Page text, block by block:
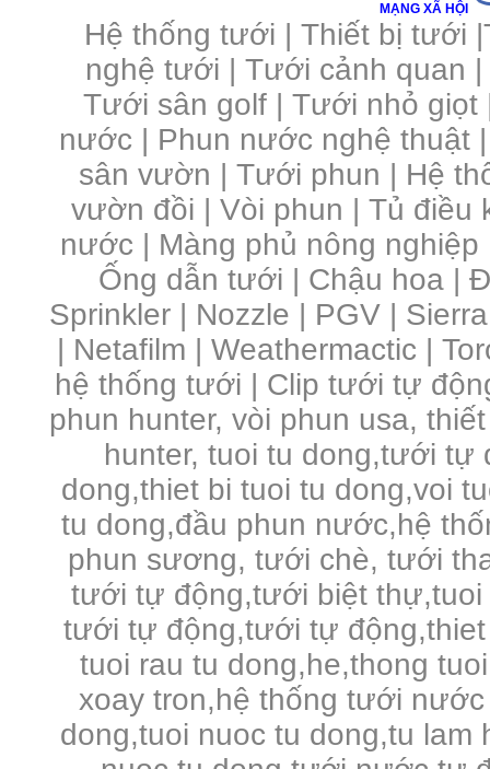
MẠNG XÃ HỘI
Hệ thống tưới | Thiết bị tưới |
nghệ tưới | Tưới cảnh quan |
Tưới sân golf |Tưới nhỏ giọt
nước | Phun nước nghệ thuật
sân vườn |Tưới phun | Hệ
vườn đồi | Vòi phun | Tủ điều
nước | Màng phủ nông
Ống dẫn tưới | Chậu hoa |
Sprinkler | Nozzle | PGV |
| Netafilm | Weathermactic |
hệ thống tưới | Clip tưới tự
phun hunter, vòi phun usa,
hunter, tuoi tu dong,tưới tự
dong,thiet bi tuoi tu dong,voi
tu dong,đầu phun nước,hệ
phun sương, tưới chè, tưới
tưới tự động,tưới biệt thự,tuoi
tưới tự động,tưới tự
tuoi rau tu dong,he,thong
xoay tron,hệ thống tưới
dong,tuoi nuoc tu dong,tu lam